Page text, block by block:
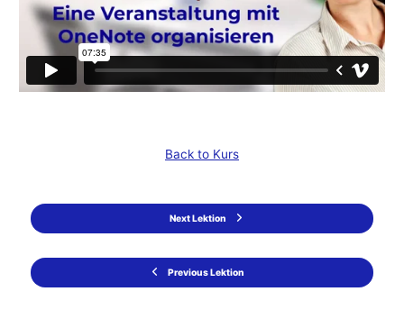
Previous Lektion
Back to Kurs
Next Lektion